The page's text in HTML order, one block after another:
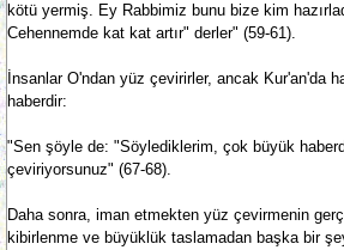
kötü yermiş. Ey Rabbimiz bunu bize kim
Cehennemde kat kat artır" derler" (59-61).
İnsanlar O'ndan yüz çevirirler, ancak Kur'an'da
haberdir:
"Sen şöyle de: "Söylediklerim, çok büyük
çeviriyorsunuz" (67-68).
Daha sonra, iman etmekten yüz çevirmenin
kibirlenme ve büyüklük taslamadan başka bir